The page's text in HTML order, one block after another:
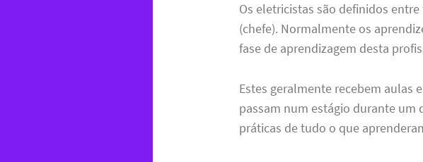
Os eletricistas são definidos
(chefe). Normalmente os
fase de aprendizagem desta
Estes geralmente recebem aulas
passam num estágio durante
práticas de tudo o que